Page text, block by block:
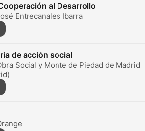
al Desarrollo
Entrecanales Ibarra
de acción social
Social y Monte de Piedad de Madrid